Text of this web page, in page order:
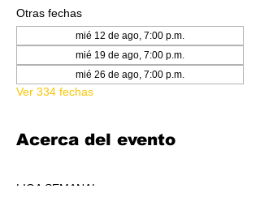
Otras fechas
mié 12 de ago, 7:00 p.m.
mié 19 de ago, 7:00 p.m.
mié 26 de ago, 7:00 p.m.
Ver 334 fechas
Acerca del evento
LIGA SEMANAL